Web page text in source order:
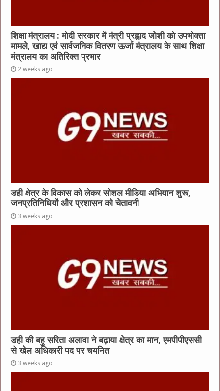
शिक्षा मंत्रालय : मोदी सरकार में मंत्री प्रह्लाद जोशी को उपभोक्ता
मामले, खाद्य एवं सार्वजनिक वितरण ऊर्जा मंत्रालय के साथ शिक्षा
मंत्रालय का अतिरिक्त प्रभार
2 weeks ago
डही क्षेत्र के विकास को लेकर सोशल मीडिया अभियान शुरू,
जनप्रतिनिधियों और प्रशासन को चेतावनी
3 weeks ago
डही की बहु सरिता अलावा ने बढ़ाया क्षेत्र का मान, एमपीपीएससी
से खेल अधिकारी पद पर चयनित
3 weeks ago